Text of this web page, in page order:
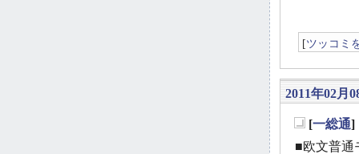
[ツッコミ
2011年02月
[一総通]
■欧文普通